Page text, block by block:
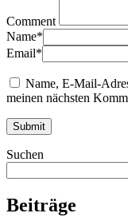
Comment
Name*
Email*
Name, E-Mail-
meinen nächsten
Suchen
Beiträge